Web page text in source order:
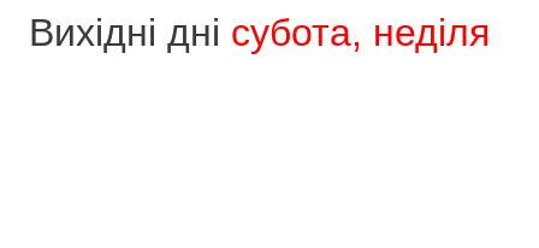
Вихідні дні субота, неділя